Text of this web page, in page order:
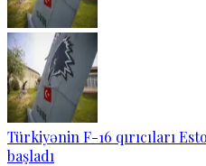
Türkiyənin F-16 qırıcıları
başladı